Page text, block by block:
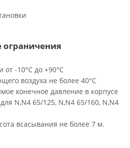
-10°C до +90°C
воздуха не более 40°C
конечное давление в корпусе
N,N4 65/125, N,N4 65/160, N,N4
всасывания не более 7 м.